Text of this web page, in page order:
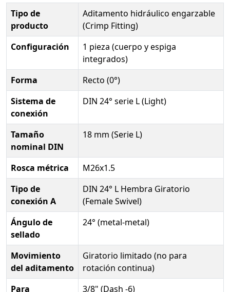
Tipo de
producto
Aditamento hidráulico engarzable
(Crimp Fitting)
Configuración
1 pieza (cuerpo y espiga
integrados)
Forma
Recto (0°)
Sistema de
conexión
DIN 24° serie L (Light)
Tamaño
nominal DIN
18 mm (Serie L)
Rosca métrica
M26x1.5
Tipo de
conexión A
DIN 24° L Hembra Giratorio
(Female Swivel)
Ángulo de
sellado
24° (metal-metal)
Movimiento
del aditamento
Giratorio limitado (no para
rotación continua)
Para
3/8" (Dash -6)